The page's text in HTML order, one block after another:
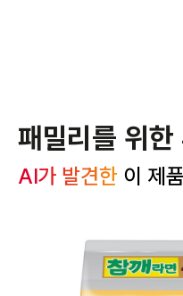
패밀리를 위한
AI가 발견한 이 제